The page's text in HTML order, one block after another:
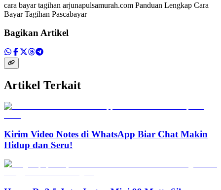
cara bayar tagihan arjunapulsamurah.com Panduan Lengkap Cara
Bayar Tagihan Pascabayar
Bagikan Artikel
Artikel Terkait
Kirim Video Notes di WhatsApp Biar Chat Makin
Hidup dan Seru!